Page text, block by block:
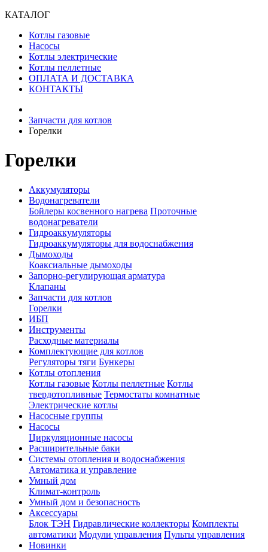
КАТАЛОГ
Котлы газовые
Насосы
Котлы электрические
Котлы пеллетные
ОПЛАТА И ДОСТАВКА
КОНТАКТЫ
Запчасти для котлов
Горелки
Горелки
Аккумуляторы
Водонагреватели
Бойлеры косвенного нагрева Проточные
водонагреватели
Гидроаккумуляторы
Гидроаккумуляторы для водоснабжения
Дымоходы
Коаксиальные дымоходы
Запорно-регулирующая арматура
Клапаны
Запчасти для котлов
Горелки
ИБП
Инструменты
Расходные материалы
Комплектующие для котлов
Регуляторы тяги Бункеры
Котлы отопления
Котлы газовые Котлы пеллетные Котлы
твердотопливные Термостаты комнатные
Электрические котлы
Насосные группы
Насосы
Циркуляционные насосы
Расширительные баки
Системы отопления и водоснабжения
Автоматика и управление
Умный дом
Климат-контроль
Умный дом и безопасность
Аксессуары
Блок ТЭН Гидравлические коллекторы Комплекты
автоматики Модули управления Пульты управления
Новинки